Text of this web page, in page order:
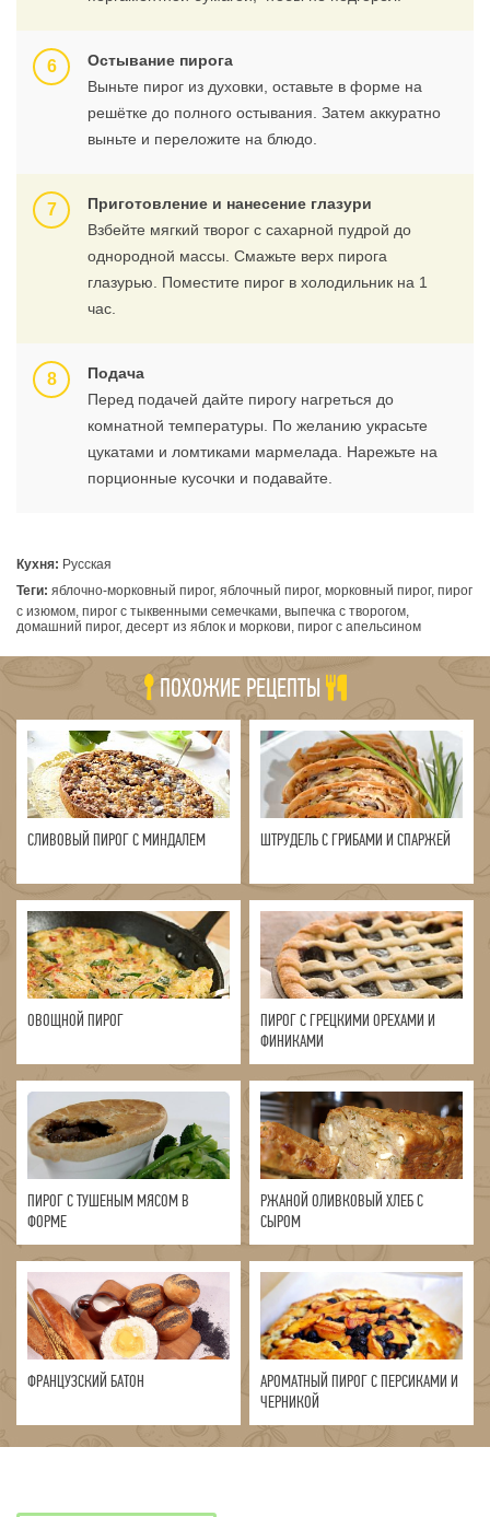
Остывание пирога
Выньте пирог из духовки, оставьте в форме на
решётке до полного остывания. Затем аккуратно
выньте и переложите на блюдо.
Приготовление и нанесение глазури
Взбейте мягкий творог с сахарной пудрой до
однородной массы. Смажьте верх пирога
глазурью. Поместите пирог в холодильник на 1
час.
Подача
Перед подачей дайте пирогу нагреться до
комнатной температуры. По желанию украсьте
цукатами и ломтиками мармелада. Нарежьте на
порционные кусочки и подавайте.
Кухня: Русская
Теги: яблочно-морковный пирог, яблочный пирог, морковный пирог, пирог
с изюмом, пирог с тыквенными семечками, выпечка с творогом,
домашний пирог, десерт из яблок и моркови, пирог с апельсином
ПОХОЖИЕ РЕЦЕПТЫ
СЛИВОВЫЙ ПИРОГ С МИНДАЛЕМ ШТРУДЕЛЬ С ГРИБАМИ И СПАРЖЕЙ
ОВОЩНОЙ ПИРОГ
ПИРОГ С ГРЕЦКИМИ ОРЕХАМИ И
ФИНИКАМИ
ПИРОГ С ТУШЕНЫМ МЯСОМ В
ФОРМЕ
РЖАНОЙ ОЛИВКОВЫЙ ХЛЕБ С
СЫРОМ
ФРАНЦУЗСКИЙ БАТОН
АРОМАТНЫЙ ПИРОГ С ПЕРСИКАМИ И
ЧЕРНИКОЙ